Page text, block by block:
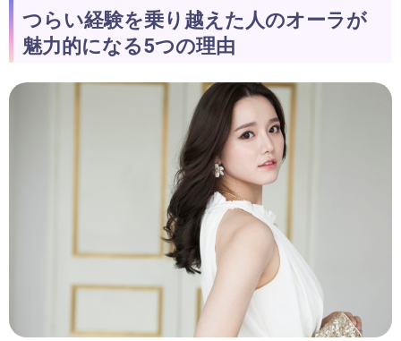
つらい経験を乗り越えた人のオーラが
魅力的になる5つの理由